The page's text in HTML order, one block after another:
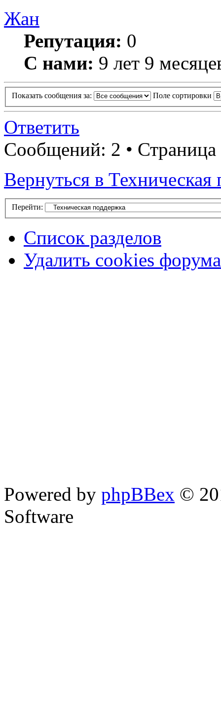
Жан
Репутация: 0
С нами: 9 лет 9
Показать сообщения за: Поле сортировки
Ответить
Сообщений: 2 • Страница
Вернуться в Техническая
Перейти:
Список разделов
Удалить cookies форума
Powered by phpBBex ©
Software